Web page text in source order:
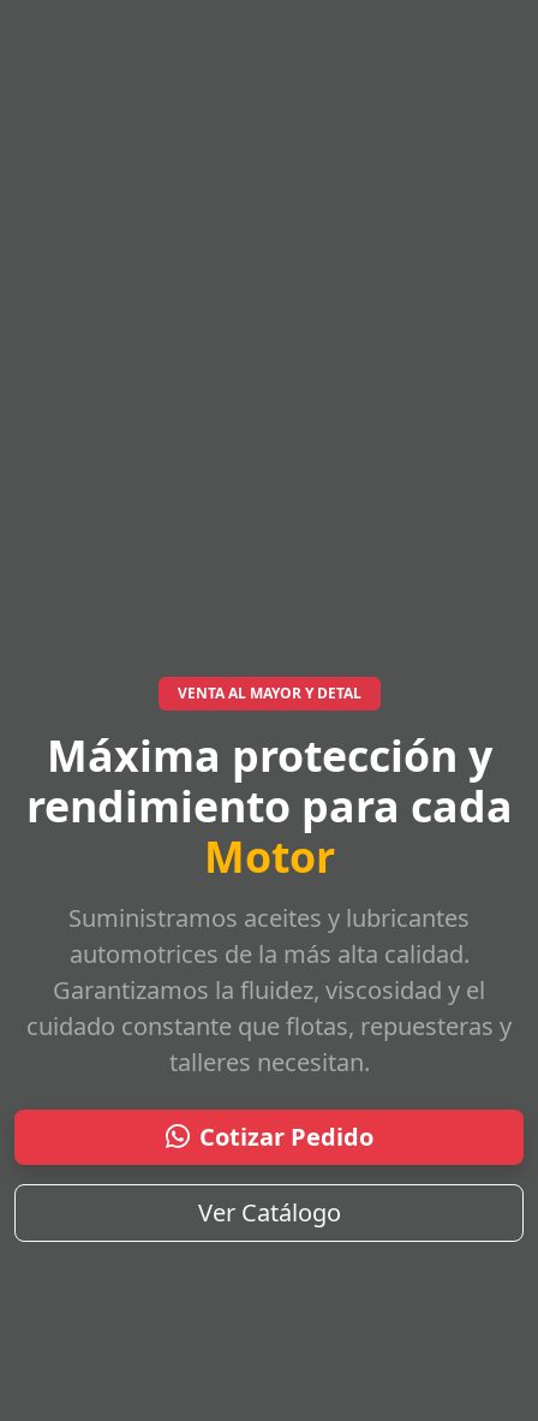
VENTA AL MAYOR Y DETAL
Máxima protección y
rendimiento para cada
Motor
Suministramos aceites y lubricantes
automotrices de la más alta calidad.
Garantizamos la fluidez, viscosidad y el
cuidado constante que flotas, repuesteras y
talleres necesitan.
Cotizar Pedido
Ver Catálogo